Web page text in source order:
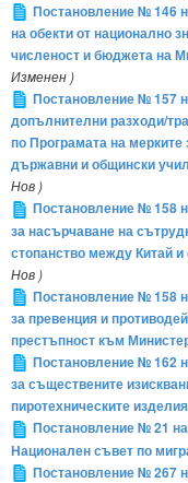
Постановление № 146
на обекти от национално
численост и бюджета на
Изменен )
Постановление № 157
допълнителни разходи/
по Програмата на мерките
държавни и общински
Нов )
Постановление № 158
за насърчаване на
стопанство между Китай
Нов )
Постановление № 158
за превенция и
престъпност към
Постановление № 162
за съществените
пиротехническите изделия
Постановление № 21
Национален съвет по
Постановление № 267